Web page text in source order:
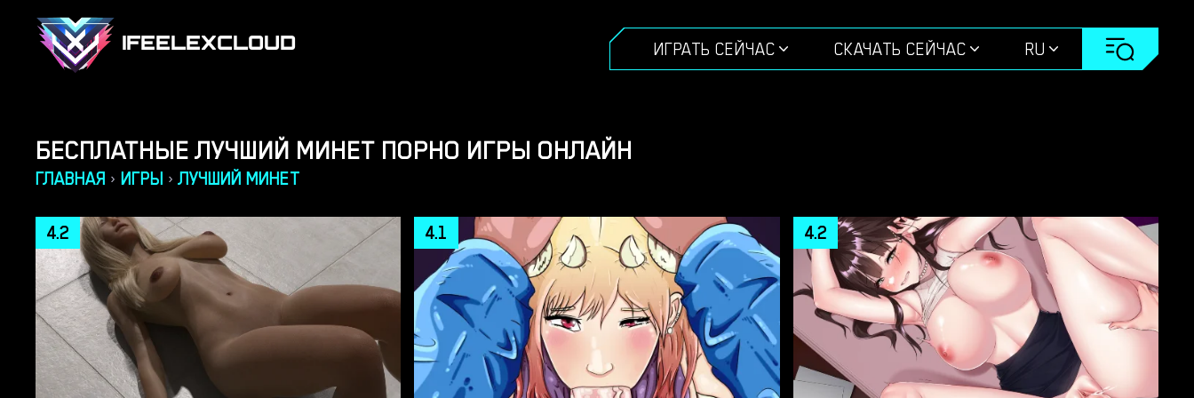
IFEELEXCLOUD ИГРАТЬ СЕЙЧАС СКАЧАТЬ СЕЙЧАС RU
БЕСПЛАТНЫЕ ЛУЧШИЙ МИНЕТ ПОРНО ИГРЫ ОНЛАЙН
ГЛАВНАЯ › ИГРЫ › ЛУЧШИЙ МИНЕТ
4.2 4.1 4.2